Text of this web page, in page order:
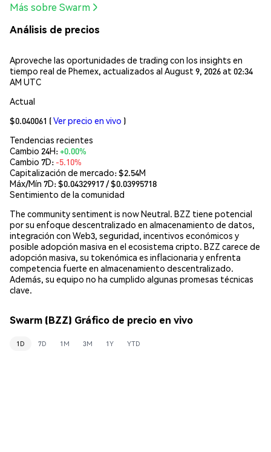
Más sobre Swarm
Análisis de precios
Aproveche las oportunidades de trading con los insights en
tiempo real de Phemex, actualizados al August 9, 2026 at 02:34
AM UTC
Actual
$0.040061 (Ver precio en vivo )
Tendencias recientes
Cambio 24H:+0.00%
Cambio 7D: -5.10%
Capitalización de mercado:$2.54M
Máx/Mín 7D: $0.04329917/ $0.03995718
Sentimiento de la comunidad
The community sentiment is now Neutral. BZZ tiene potencial
por su enfoque descentralizado en almacenamiento de datos,
integración con Web3, seguridad, incentivos económicos y
posible adopción masiva en el ecosistema cripto. BZZ carece de
adopción masiva, su tokenómica es inflacionaria y enfrenta
competencia fuerte en almacenamiento descentralizado.
Además, su equipo no ha cumplido algunas promesas técnicas
clave.
Swarm (BZZ) Gráfico de precio en vivo
1D 7D 1M 3M 1Y YTD